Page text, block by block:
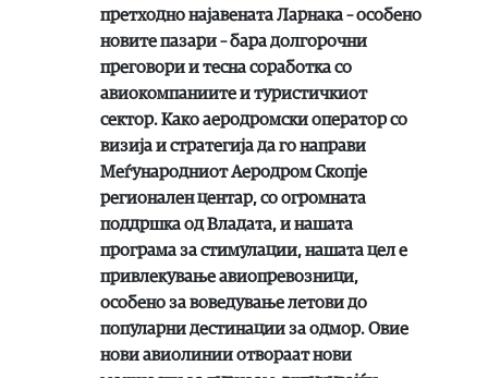
претходно најавената Ларнака – особено
новите пазари – бара долгорочни
преговори и тесна соработка со
авиокомпаниите и туристичкиот
сектор. Како аеродромски оператор со
визија и стратегија да го направи
Меѓународниот Аеродром Скопје
регионален центар, со огромната
поддршка од Владата, и нашата
програма за стимулации, нашата цел е
привлекување авиопревозници,
особено за воведување летови до
популарни дестинации за одмор. Овие
нови авиолинии отвораат нови